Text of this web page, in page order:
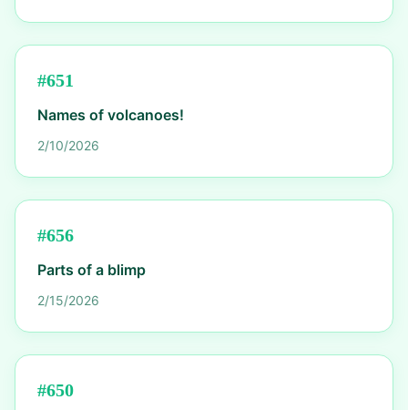
#651
Names of volcanoes!
2/10/2026
#656
Parts of a blimp
2/15/2026
#650